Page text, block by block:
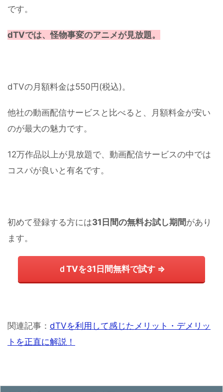
です。
dTVでは、怪物事変のアニメが見放題。
dTVの月額料金は550円(税込)。
他社の動画配信サービスと比べると、月額料金が安い
のが最大の魅力です。
12万作品以上が見放題で、動画配信サービスの中では
コスパが良いと有名です。
初めて登録する方には31日間の無料お試し期間があり
ます。
ｄTVを31日間無料で試す ⇒
関連記事： dTVを利用して感じたメリット・デメリッ
トを正直に解説！